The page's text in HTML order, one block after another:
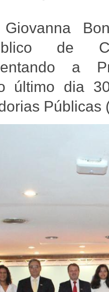
de
a
último dia